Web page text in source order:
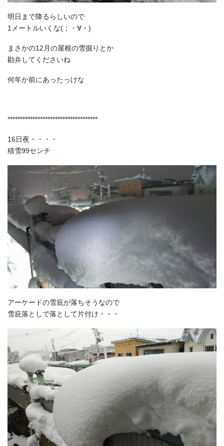
明日まで降るらしいので
1メートルいくな(；・∀・)
まさかの12月の屋根の雪掘りとか
勘弁してくださいね
何年か前にあったっけな
************************************
16日夜・・・・
積雪99センチ
アーケードの雪庇が落ちそうなので
雪庇落としで落として片付け・・・